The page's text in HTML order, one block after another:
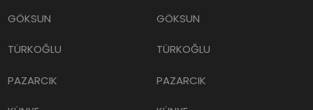
GÖKSUN
TÜRKOĞLU
PAZARCIK
GÖKSUN
TÜRKOĞLU
PAZARCIK